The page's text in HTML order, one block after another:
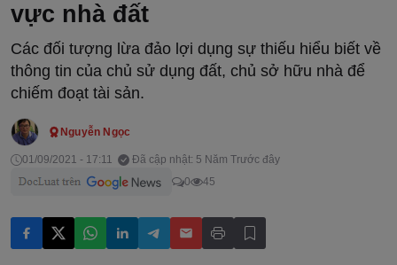
vực nhà đất
Các đối tượng lừa đảo lợi dụng sự thiếu hiểu biết về
thông tin của chủ sử dụng đất, chủ sở hữu nhà để
chiếm đoạt tài sản.
Nguyễn Ngọc
01/09/2021 - 17:11
Đã cập nhật: 5 Năm Trước đây
0
45